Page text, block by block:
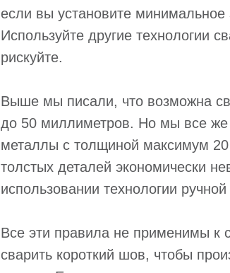
если вы установите минимальное
Используйте другие технологии
рискуйте.
Выше мы писали, что возможна
до 50 миллиметров. Но мы все же
металлы с толщиной максимум
толстых деталей экономически
использовании технологии
Все эти правила не применимы к
сварить короткий шов, чтобы